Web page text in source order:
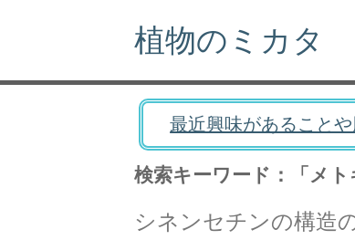
植物のミカタ
最近興味があること
検索キーワード：「メト
シネンセチンの構造